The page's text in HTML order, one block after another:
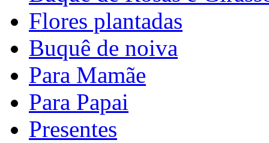
Flores plantadas
Buquê de noiva
Para Mamãe
Para Papai
Presentes